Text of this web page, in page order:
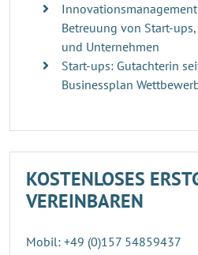
Betreuung von Start-
und Unternehmen
Start-ups: Gutachterin
Businessplan
KOSTENLOSES
VEREINBAREN
Mobil: +49 (0)157 54859437